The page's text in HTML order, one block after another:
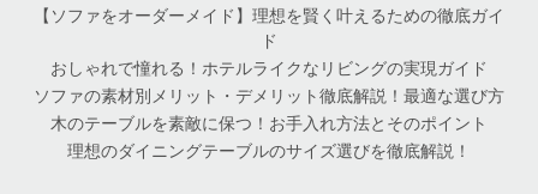
【ソファをオーダーメイド】理想を賢く叶えるための徹底ガイ
ド
おしゃれで憧れる！ホテルライクなリビングの実現ガイド
ソファの素材別メリット・デメリット徹底解説！最適な選び方
木のテーブルを素敵に保つ！お手入れ方法とそのポイント
理想のダイニングテーブルのサイズ選びを徹底解説！